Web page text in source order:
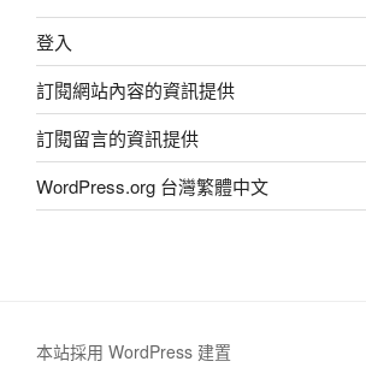
登入
訂閱網站內容的資訊提供
訂閱留言的資訊提供
WordPress.org 台灣繁體中文
本站採用 WordPress 建置